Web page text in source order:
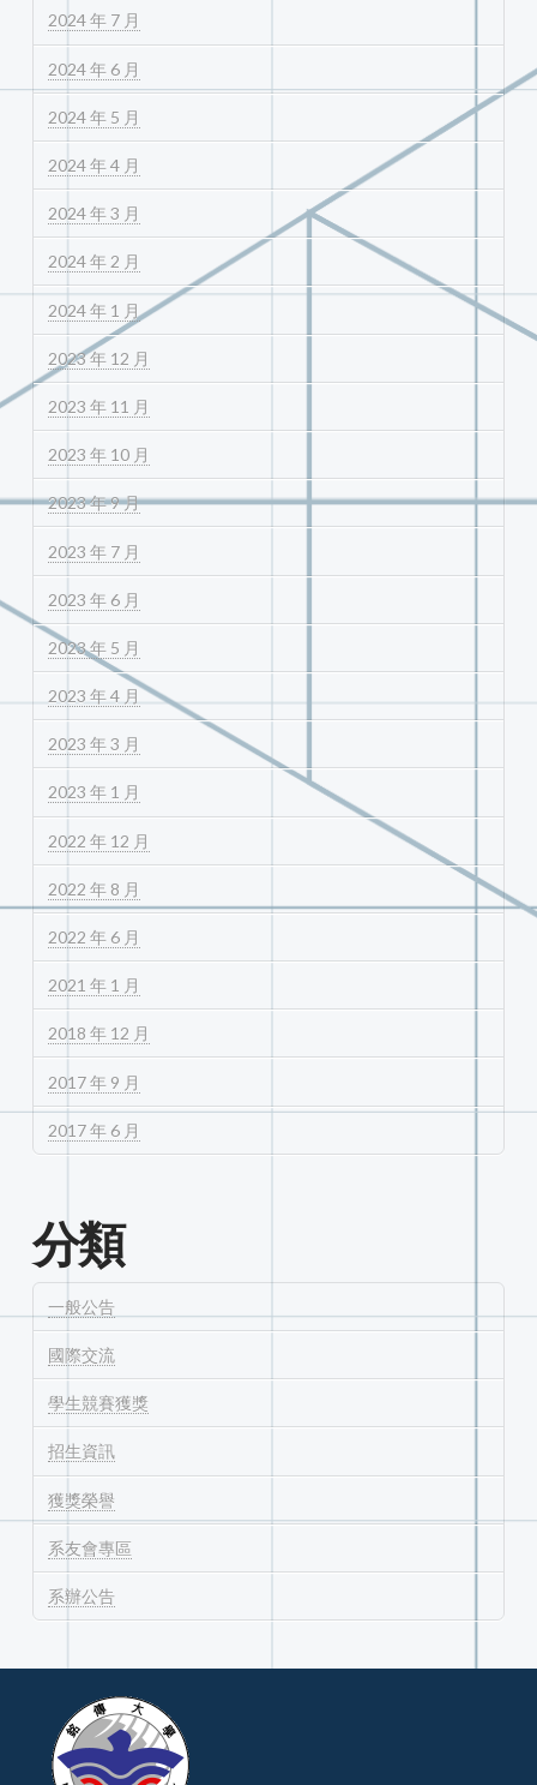
2024 年 7 月
2024 年 6 月
2024 年 5 月
2024 年 4 月
2024 年 3 月
2024 年 2 月
2024 年 1 月
2023 年 12 月
2023 年 11 月
2023 年 10 月
2023 年 9 月
2023 年 7 月
2023 年 6 月
2023 年 5 月
2023 年 4 月
2023 年 3 月
2023 年 1 月
2022 年 12 月
2022 年 8 月
2022 年 6 月
2021 年 1 月
2018 年 12 月
2017 年 9 月
2017 年 6 月
分類
一般公告
國際交流
學生競賽獲獎
招生資訊
獲獎榮譽
系友會專區
系辦公告